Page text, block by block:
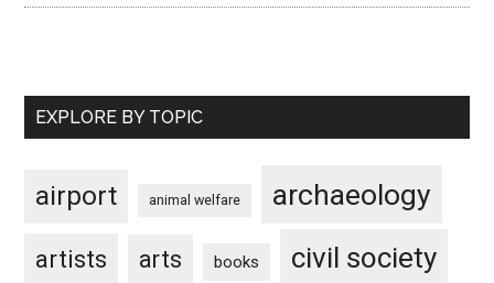
EXPLORE BY TOPIC
airport animal welfare archaeology
artists arts books civil society